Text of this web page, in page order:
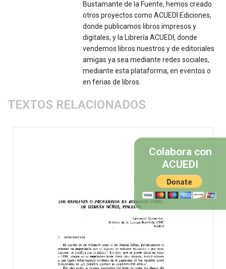
Bustamante de la Fuente, hemos creado
otros proyectos como ACUEDI Ediciones,
donde publicamos libros impresos y
digitales, y la Librería ACUEDI, donde
vendemos libros nuestros y de editoriales
amigas ya sea mediante redes sociales,
mediante esta plataforma, en eventos o
en ferias de libros.
TEXTOS RELACIONADOS
Colabora con
ACUEDI